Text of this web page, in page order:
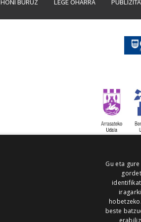
HONI BURUZ LEGE OHARRA
Gu eta
hobetzeko.
beste